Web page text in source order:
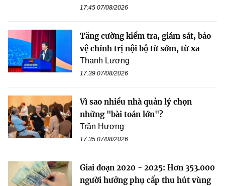
17:45 07/08/2026
Tăng cường kiểm tra, giám sát, bảo
vệ chính trị nội bộ từ sớm, từ xa
Thanh Lương
17:39 07/08/2026
Vì sao nhiều nhà quản lý chọn
những "bài toán lớn"?
Trần Hương
17:35 07/08/2026
Giai đoạn 2020 - 2025: Hơn 353.000
người hưởng phụ cấp thu hút vùng